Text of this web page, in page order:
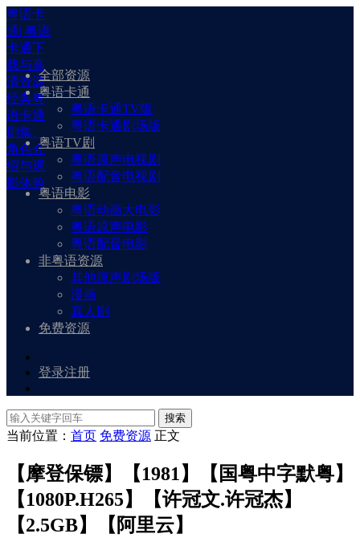
粤语卡
通| 粤语
卡通下
载与高
清资源
经典粤
语卡通
剧集、
角色介
绍与观
影体验
全部资源
粤语卡通
粤语卡通TV版
粤语卡通剧场版
粤语TV剧
粤语原声电视剧
粤语配音电视剧
粤语电影
粤语动画大电影
粤语原声电影
粤语配音电影
非粤语资源
其他原声剧场版
漫画
真人剧
免费资源
登录注册
搜索
当前位置： 首页 免费资源 正文
【摩登保镖】【1981】【国粤中字默粤】
【1080P.H265】【许冠文.许冠杰】
【2.5GB】【阿里云】